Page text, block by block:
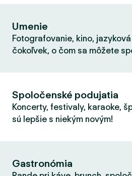
Umenie
Fotografovanie, kino,
čokoľvek, o čom sa môžete
Spoločenské podujatia
Koncerty, festivaly, karaoke,
sú lepšie s niekým novým!
Gastronómia